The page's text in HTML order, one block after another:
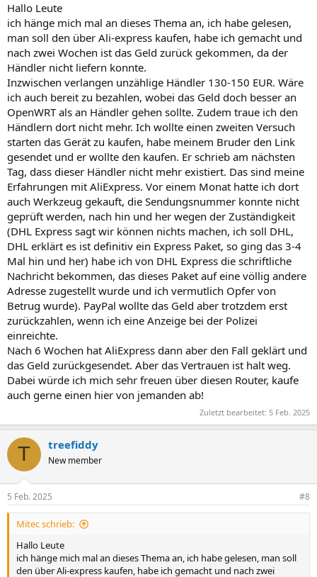
:
Hallo Leute
ich hänge mich mal an dieses Thema an, ich habe gelesen,
man soll den über Ali-express kaufen, habe ich gemacht und
nach zwei Wochen ist das Geld zurück gekommen, da der
Händler nicht liefern konnte.
Inzwischen verlangen unzählige Händler 130-150 EUR. Wäre
ich auch bereit zu bezahlen, wobei das Geld doch besser an
OpenWRT als an Händler gehen sollte. Zudem traue ich den
Händlern dort nicht mehr. Ich wollte einen zweiten Versuch
starten das Gerät zu kaufen, habe meinem Bruder den Link
gesendet und er wollte den kaufen. Er schrieb am nächsten
Tag, dass dieser Händler nicht mehr existiert. Das sind meine
Erfahrungen mit AliExpress. Vor einem Monat hatte ich dort
auch Werkzeug gekauft, die Sendungsnummer konnte nicht
geprüft werden, nach hin und her wegen der Zuständigkeit
(DHL Express sagt wir können nichts machen, ich soll DHL,
DHL erklärt es ist definitiv ein Express Paket, so ging das 3-4
Mal hin und her) habe ich von DHL Express die schriftliche
Nachricht bekommen, das dieses Paket auf eine völlig andere
Adresse zugestellt wurde und ich vermutlich Opfer von
Betrug wurde). PayPal wollte das Geld aber trotzdem erst
zurückzahlen, wenn ich eine Anzeige bei der Polizei
einreichte.
Nach 6 Wochen hat AliExpress dann aber den Fall geklärt und
das Geld zurückgesendet. Aber das Vertrauen ist halt weg.
Dabei würde ich mich sehr freuen über diesen Router, kaufe
auch gerne einen hier von jemanden ab!
Zuletzt bearbeitet: 5 Feb. 2025
T treefiddy
New member
5 Feb. 2025 #8
Mitec schrieb:
Hallo Leute
ich hänge mich mal an dieses Thema an, ich habe gelesen, man soll
den über Ali-express kaufen, habe ich gemacht und nach zwei